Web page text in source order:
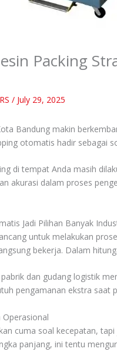
Packing
/ July 29, 2025
Bandung makin
otomatis hadir sebagai
di tempat Anda masih
akurasi dalam proses
Jadi Pilihan Banyak
untuk melakukan
bekerja. Dalam
dan gudang logistik
pengamanan ekstra saat
cuma soal kecepatan,
panjang, ini tentu